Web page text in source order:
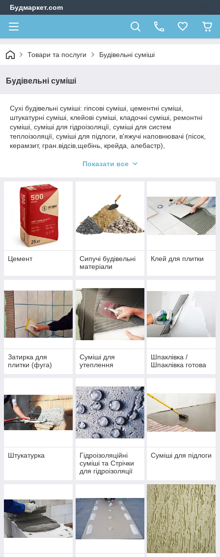
Будмаркет.com
Товари та послуги Будівельні суміші
Будівельні суміші
Сухі будівельні суміші: гіпсові суміші, цементні суміші,
штукатурні суміші, клейові суміші, кладочні суміші, ремонтні
суміші, суміші для гідроізоляції, суміші для систем
теплоізоляції, суміші для підлоги, в'яжучі наповнювачі (пісок,
керамзит, гран.відсів,щебінь, крейда, алебастр),
Показати все
Цемент
Сипучі будівельні
матеріали
Клей для плитки
Затирка для
плитки (фуга)
Суміші для
утеплення
Шпаклівка /
Шпаклівка готова
Штукатурка
Гідроізоляційні
суміші та Стрічки
для гідроізоляції
Суміші для підлоги